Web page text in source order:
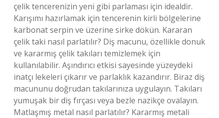
çelik tencerenizin yeni gibi parlaması için idealdir.
Karışımı hazırlamak için tencerenin kirli bölgelerine
karbonat serpin ve üzerine sirke dökün. Kararan
çelik taki nasıl parlatılır? Diş macunu, özellikle donuk
ve kararmış çelik takıları temizlemek için
kullanılabilir. Aşındırıcı etkisi sayesinde yüzeydeki
inatçı lekeleri çıkarır ve parlaklık kazandırır. Biraz diş
macununu doğrudan takılarınıza uygulayın. Takıları
yumuşak bir diş fırçası veya bezle nazikçe ovalayın.
Matlaşmış metal nasıl parlatılır? Kararmış metali